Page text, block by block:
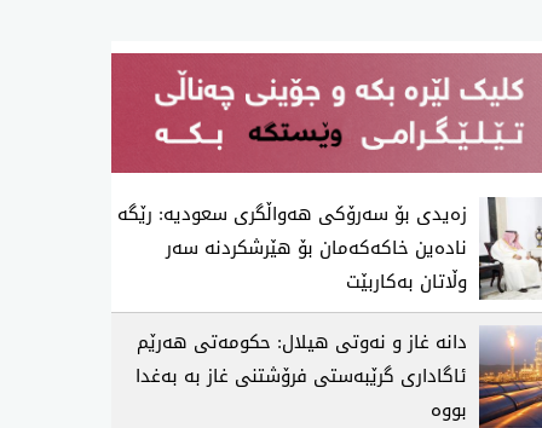
زەیدی بۆ سەرۆکی هەواڵگری سعودیە: رێگە
نادەین خاکەکەمان بۆ هێرشکردنە سەر
وڵاتان بەکاربێت
دانە غاز و نەوتی هیلال: حکومەتی هەرێم
ئاگاداری گرێبەستی فرۆشتنی غاز بە بەغدا
بووە